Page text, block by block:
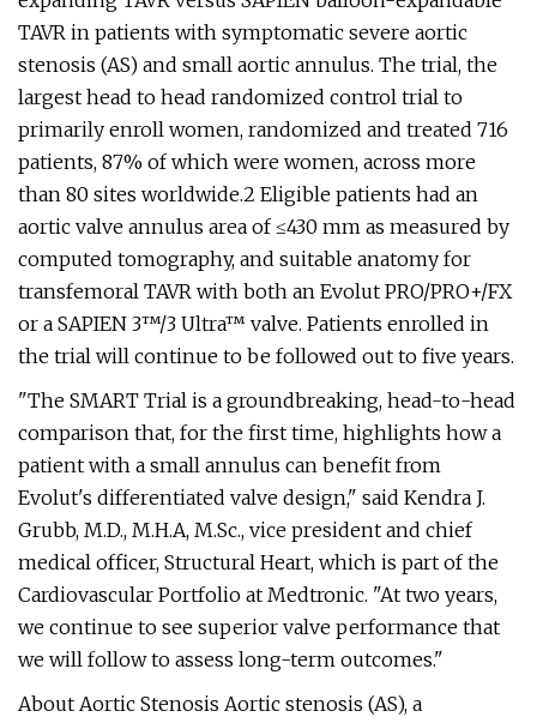
TAVR in patients with symptomatic severe aortic
stenosis (AS) and small aortic annulus. The trial, the
largest head to head randomized control trial to
primarily enroll women, randomized and treated 716
patients, 87% of which were women, across more
than 80 sites worldwide.2 Eligible patients had an
aortic valve annulus area of ≤430 mm as measured by
computed tomography, and suitable anatomy for
transfemoral TAVR with both an Evolut PRO/PRO+/FX
or a SAPIEN 3™/3 Ultra™ valve. Patients enrolled in
the trial will continue to be followed out to five years.
"The SMART Trial is a groundbreaking, head-to-head
comparison that, for the first time, highlights how a
patient with a small annulus can benefit from
Evolut's differentiated valve design," said Kendra J.
Grubb, M.D., M.H.A, M.Sc., vice president and chief
medical officer, Structural Heart, which is part of the
Cardiovascular Portfolio at Medtronic. "At two years,
we continue to see superior valve performance that
we will follow to assess long-term outcomes."
About Aortic Stenosis Aortic stenosis (AS), a